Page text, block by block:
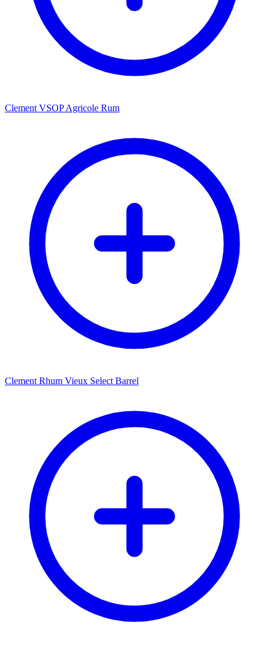
Clement VSOP Agricole Rum
Clement Rhum Vieux Select Barrel